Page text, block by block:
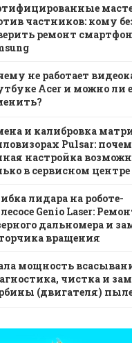
частников: кому
ремонт
не работает
Acer и можно ли
и калибровка
Pulsar:
настройка
в сервисном центре
лидара на роботе-
Genio Laser:
дальномера и
вращения
мощность
чистка и
(двигателя)